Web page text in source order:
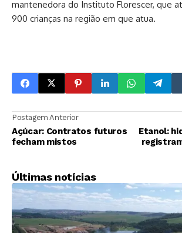
mantenedora do Instituto Florescer, que
900 crianças na região em que atua.
Postagem Anterior
Açúcar: Contratos futuros
fecham mistos
Etanol:
Últimas notícias